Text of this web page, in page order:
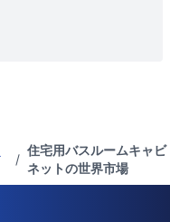
/
住宅用バスルームキャビ
ネットの世界市場